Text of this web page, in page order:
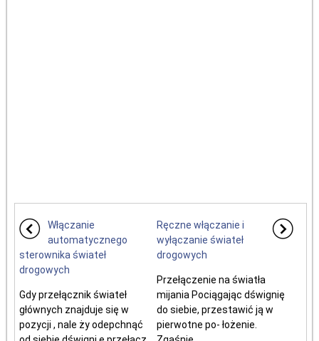
Włączanie
automatycznego
sterownika świateł
drogowych
Gdy przełącznik świateł
głównych znajduje się w
pozycji , nale ży odepchnąć
Ręczne włączanie i
wyłączanie świateł
drogowych
Przełączenie na światła
mijania Pociągając dśwignię
do siebie, przestawić ją w
pierwotne po- łożenie.